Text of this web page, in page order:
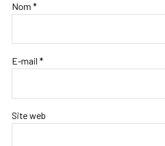
Nom *
E-mail *
Site web